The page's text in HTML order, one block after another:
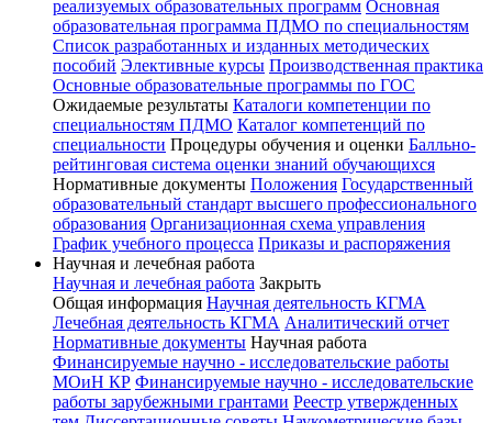
реализуемых образовательных программ Основная
образовательная программа ПДМО по специальностям
Список разработанных и изданных методических
пособий Элективные курсы Производственная практика
Основные образовательные программы по ГОС
Ожидаемые результаты Каталоги компетенции по
специальностям ПДМО Каталог компетенций по
специальности Процедуры обучения и оценки Балльно-
рейтинговая система оценки знаний обучающихся
Нормативные документы Положения Государственный
образовательный стандарт высшего профессионального
образования Организационная схема управления
График учебного процесса Приказы и распоряжения
Научная и лечебная работа
Научная и лечебная работа Закрыть
Общая информация Научная деятельность КГМА
Лечебная деятельность КГМА Аналитический отчет
Нормативные документы Научная работа
Финансируемые научно - исследовательские работы
МОиН КР Финансируемые научно - исследовательские
работы зарубежными грантами Реестр утвержденных